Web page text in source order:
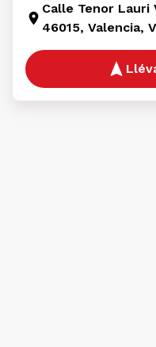
Calle Tenor Lauri
46015, Valencia,